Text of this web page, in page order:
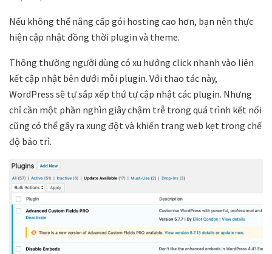
Nếu không thể nâng cấp gói hosting cao hơn, bạn nên thực
hiện cập nhật đồng thời plugin và theme.
Thông thường người dùng có xu hướng click nhanh vào liên
kết cập nhật bên dưới mỗi plugin. Với thao tác này,
WordPress sẽ tự sắp xếp thứ tự cập nhật các plugin. Nhưng
chỉ cần một phần nghìn giây chậm trễ trong quá trình kết nối
cũng có thể gây ra xung đột và khiến trang web kẹt trong chế
độ bảo trì.